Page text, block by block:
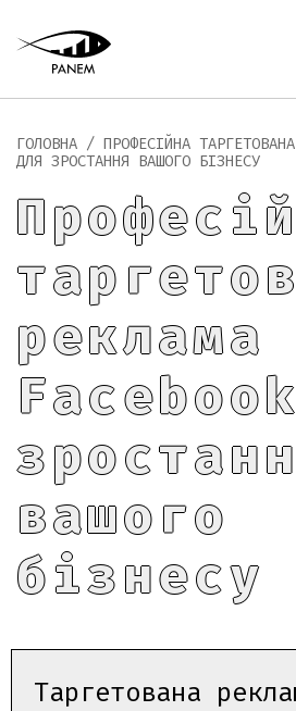
ГОЛОВНА / ПРОФЕСІЙНА
ДЛЯ ЗРОСТАННЯ ВАШОГО БІЗНЕСУ
реклама
вашого
бізнесу
Таргетована